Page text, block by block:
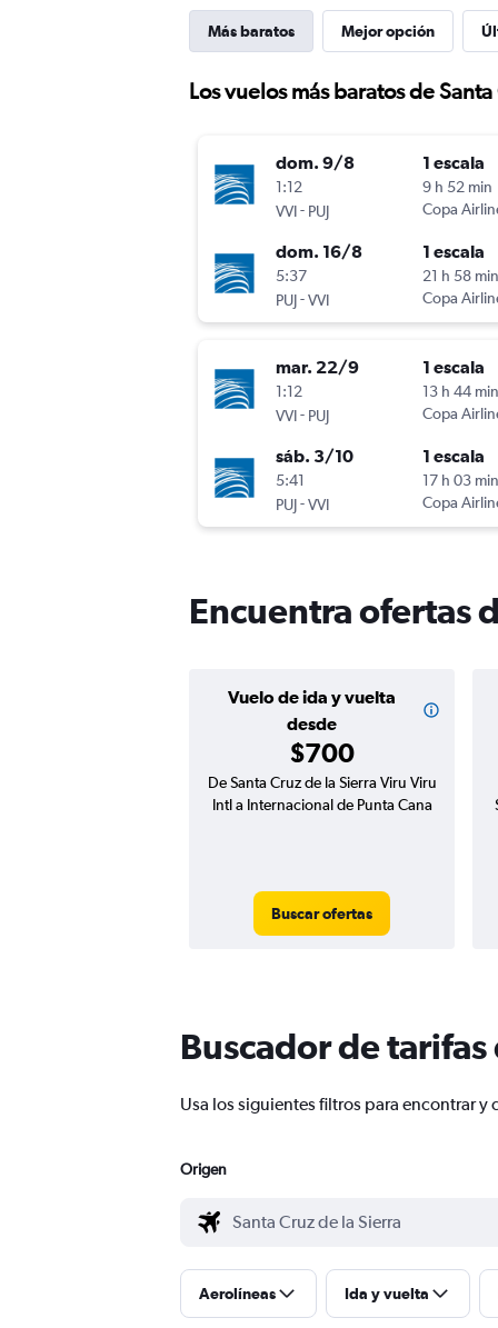
Más baratos Mejor opción
Los vuelos más baratos de
dom. 9/8
1:12
VVI- PUJ
1 escala
9 h 52 min
Copa
dom. 16/8
5:37
PUJ-VVI
1 escala
21 h 58 min
Copa
mar. 22/9
1:12
VVI- PUJ
1 escala
13 h 44 min
Copa
sáb. 3/10
5:41
PUJ-VVI
1 escala
17 h 03 min
Copa
Encuentra ofertas
Vuelo de ida y vuelta
desde
$700
De Santa Cruz de la Sierra Viru Viru
Intl a Internacional de Punta Cana
Buscar ofertas
Buscador de
Usa los siguientes filtros para encontrar y
Origen
Aerolíneas Ida y vuelta